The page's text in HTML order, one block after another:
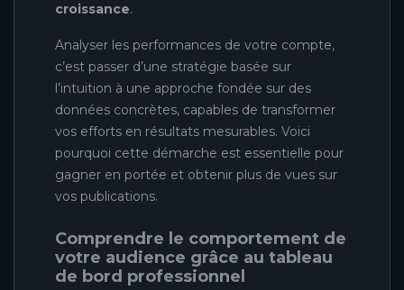
croissance.
Analyser les performances de votre compte,
c’est passer d’une stratégie basée sur
l’intuition à une approche fondée sur des
données concrètes, capables de transformer
vos efforts en résultats mesurables. Voici
pourquoi cette démarche est essentielle pour
gagner en portée et obtenir plus de vues sur
vos publications.
Comprendre le comportement de
votre audience grâce au tableau
de bord professionnel